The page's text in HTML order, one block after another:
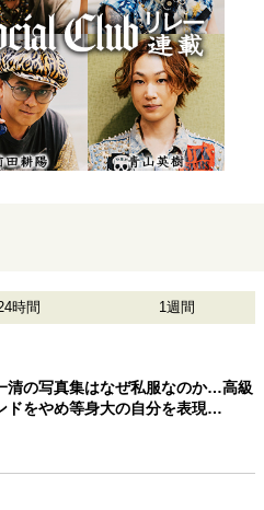
時間 1週間
清の写真集はなぜ私服なのか…高級
ドをやめ等身大の自分を表現…